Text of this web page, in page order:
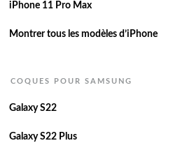
iPhone 11 Pro Max
Montrer tous les modèles d’iPhone
COQUES POUR SAMSUNG
Galaxy S22
Galaxy S22 Plus